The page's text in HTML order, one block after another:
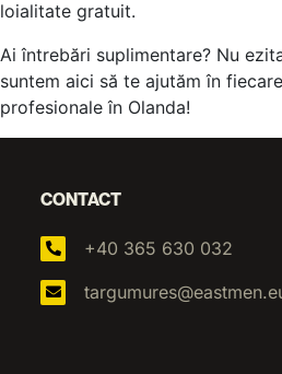
loialitate gratuit.
Ai întrebări suplimentare? Nu
suntem aici să te ajutăm în
profesionale în Olanda!
CONTACT
+40 365 630 032